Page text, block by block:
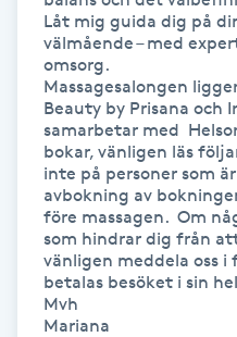
Herrklippning
HIFU
Hollywood Peel
Hot Stone Massage
Hot yoga
Låt mig guida dig på
välmående – med
omsorg.
Massagesalongen
Beauty by Prisana och
samarbetar med
bokar, vänligen läs
inte på personer som
avbokning av
före massagen.  Om
som hindrar dig från
vänligen meddela oss i
betalas besöket i sin
Mvh
Mariana